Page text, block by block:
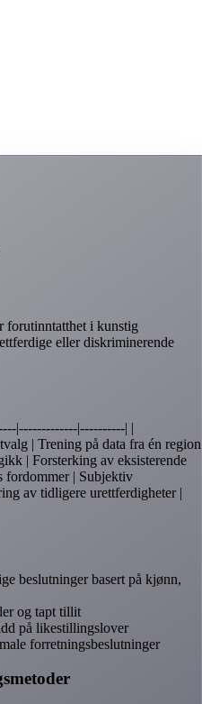
forutinntatthet i kunstig
eller diskriminerende
|-------------|----------| |
| Trening på data fra én region
| Forsterking av eksisterende
fordommer | Subjektiv
av tidligere urettferdigheter |
beslutninger basert på kjønn,
og tapt tillit
på likestillingslover
forretningsbeslutninger